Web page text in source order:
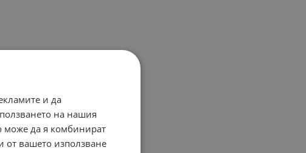
и да
на нашия
може да я комбинират
от вашето използване